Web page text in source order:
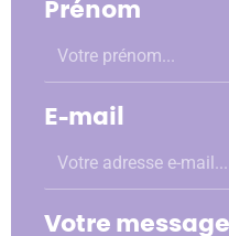
Prénom
E-mail
Votre message